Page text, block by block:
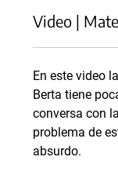
Video |
En este video
Berta tiene
conversa con
problema de
absurdo.